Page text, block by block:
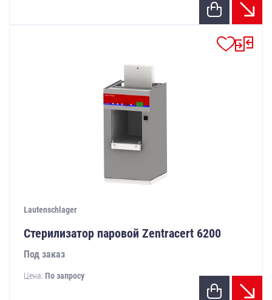
Lautenschlager
Стерилизатор паровой Zentracert 6200
Под заказ
Цена: По запросу